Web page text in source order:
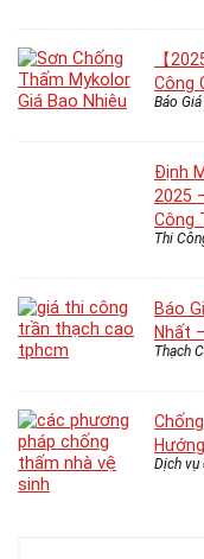
【
Công
Báo
Định
2025
Công
Thi
Báo
Nhất
Thạch
Dịch vụ